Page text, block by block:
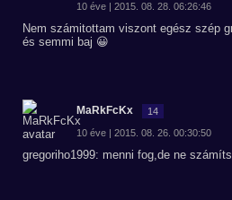
10 éve | 2015. 08. 28. 06:26:46
Nem számitottam viszont egész szép
és semmi baj 😀
MaRkFcKx 14
10 éve | 2015. 08. 26. 00:30:50
gregoriho1999: menni fog,de ne